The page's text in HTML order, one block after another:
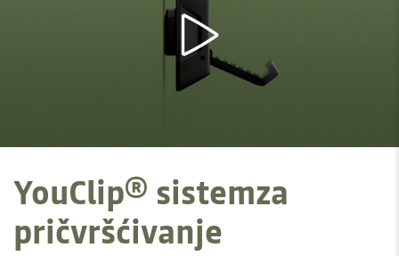
YouClip® sistemza
pričvršćivanje